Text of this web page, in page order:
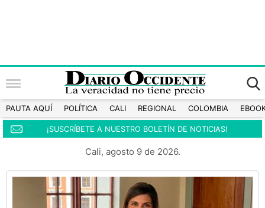
PAUTA AQUÍ POLÍTICA CALI REGIONAL COLOMBIA
¡SUSCRÍBETE A NUESTRO BOLETÍN DE NOTICIAS!
Cali, agosto 9 de 2026.